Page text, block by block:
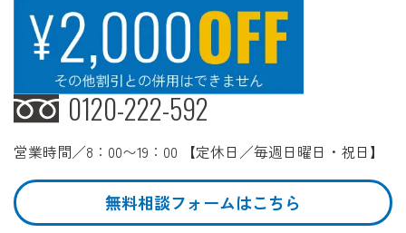
0120-222-592
営業時間／8：00〜19：00 【定休日／毎週日曜日・祝日】
無料相談フォームはこちら